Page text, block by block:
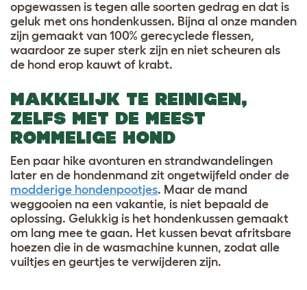
opgewassen is tegen alle soorten gedrag en dat is
geluk met ons hondenkussen. Bijna al onze manden
zijn gemaakt van 100% gerecyclede flessen,
waardoor ze super sterk zijn en niet scheuren als
de hond erop kauwt of krabt.
MAKKELIJK TE REINIGEN,
ZELFS MET DE MEEST
ROMMELIGE HOND
Een paar hike avonturen en strandwandelingen
later en de hondenmand zit ongetwijfeld onder de
modderige hondenpootjes. Maar de mand
weggooien na een vakantie, is niet bepaald de
oplossing. Gelukkig is het hondenkussen gemaakt
om lang mee te gaan. Het kussen bevat afritsbare
hoezen die in de wasmachine kunnen, zodat alle
vuiltjes en geurtjes te verwijderen zijn.